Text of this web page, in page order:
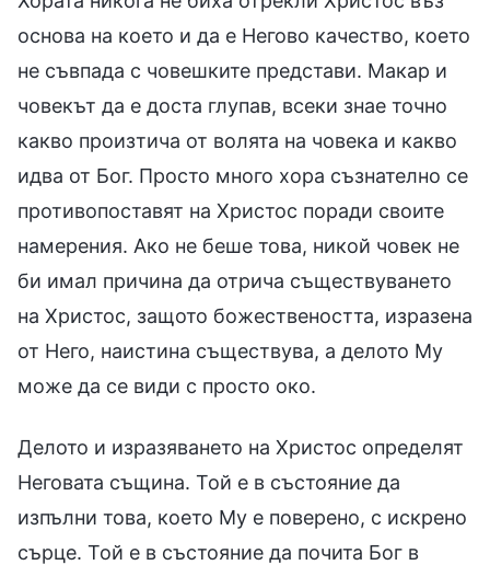
основа на което и да е Негово качество, което
не съвпада с човешките представи. Макар и
човекът да е доста глупав, всеки знае точно
какво произтича от волята на човека и какво
идва от Бог. Просто много хора съзнателно се
противопоставят на Христос поради своите
намерения. Ако не беше това, никой човек не
би имал причина да отрича съществуването
на Христос, защото божествеността, изразена
от Него, наистина съществува, а делото Му
може да се види с просто око.
Делото и изразяването на Христос определят
Неговата същина. Той е в състояние да
изпълни това, което Му е поверено, с искрено
сърце. Той е в състояние да почита Бог в